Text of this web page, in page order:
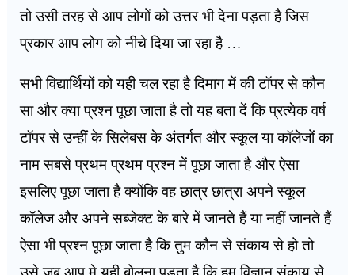
तो उसी तरह से आप लोगों को उत्तर भी देना पड़ता है जिस
प्रकार आप लोग को नीचे दिया जा रहा है …
सभी विद्यार्थियों को यही चल रहा है दिमाग में की टॉपर से कौन
सा और क्या प्रश्न पूछा जाता है तो यह बता दें कि प्रत्येक वर्ष
टॉपर से उन्हीं के सिलेबस के अंतर्गत और स्कूल या कॉलेजों का
नाम सबसे प्रथम प्रथम प्रश्न में पूछा जाता है और ऐसा
इसलिए पूछा जाता है क्योंकि वह छात्र छात्रा अपने स्कूल
कॉलेज और अपने सब्जेक्ट के बारे में जानते हैं या नहीं जानते हैं
ऐसा भी प्रश्न पूछा जाता है कि तुम कौन से संकाय से हो तो